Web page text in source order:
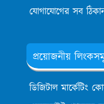
যোগাযোগের সব
প্রয়োজনীয়
ডিজিটাল মার্কেটিং